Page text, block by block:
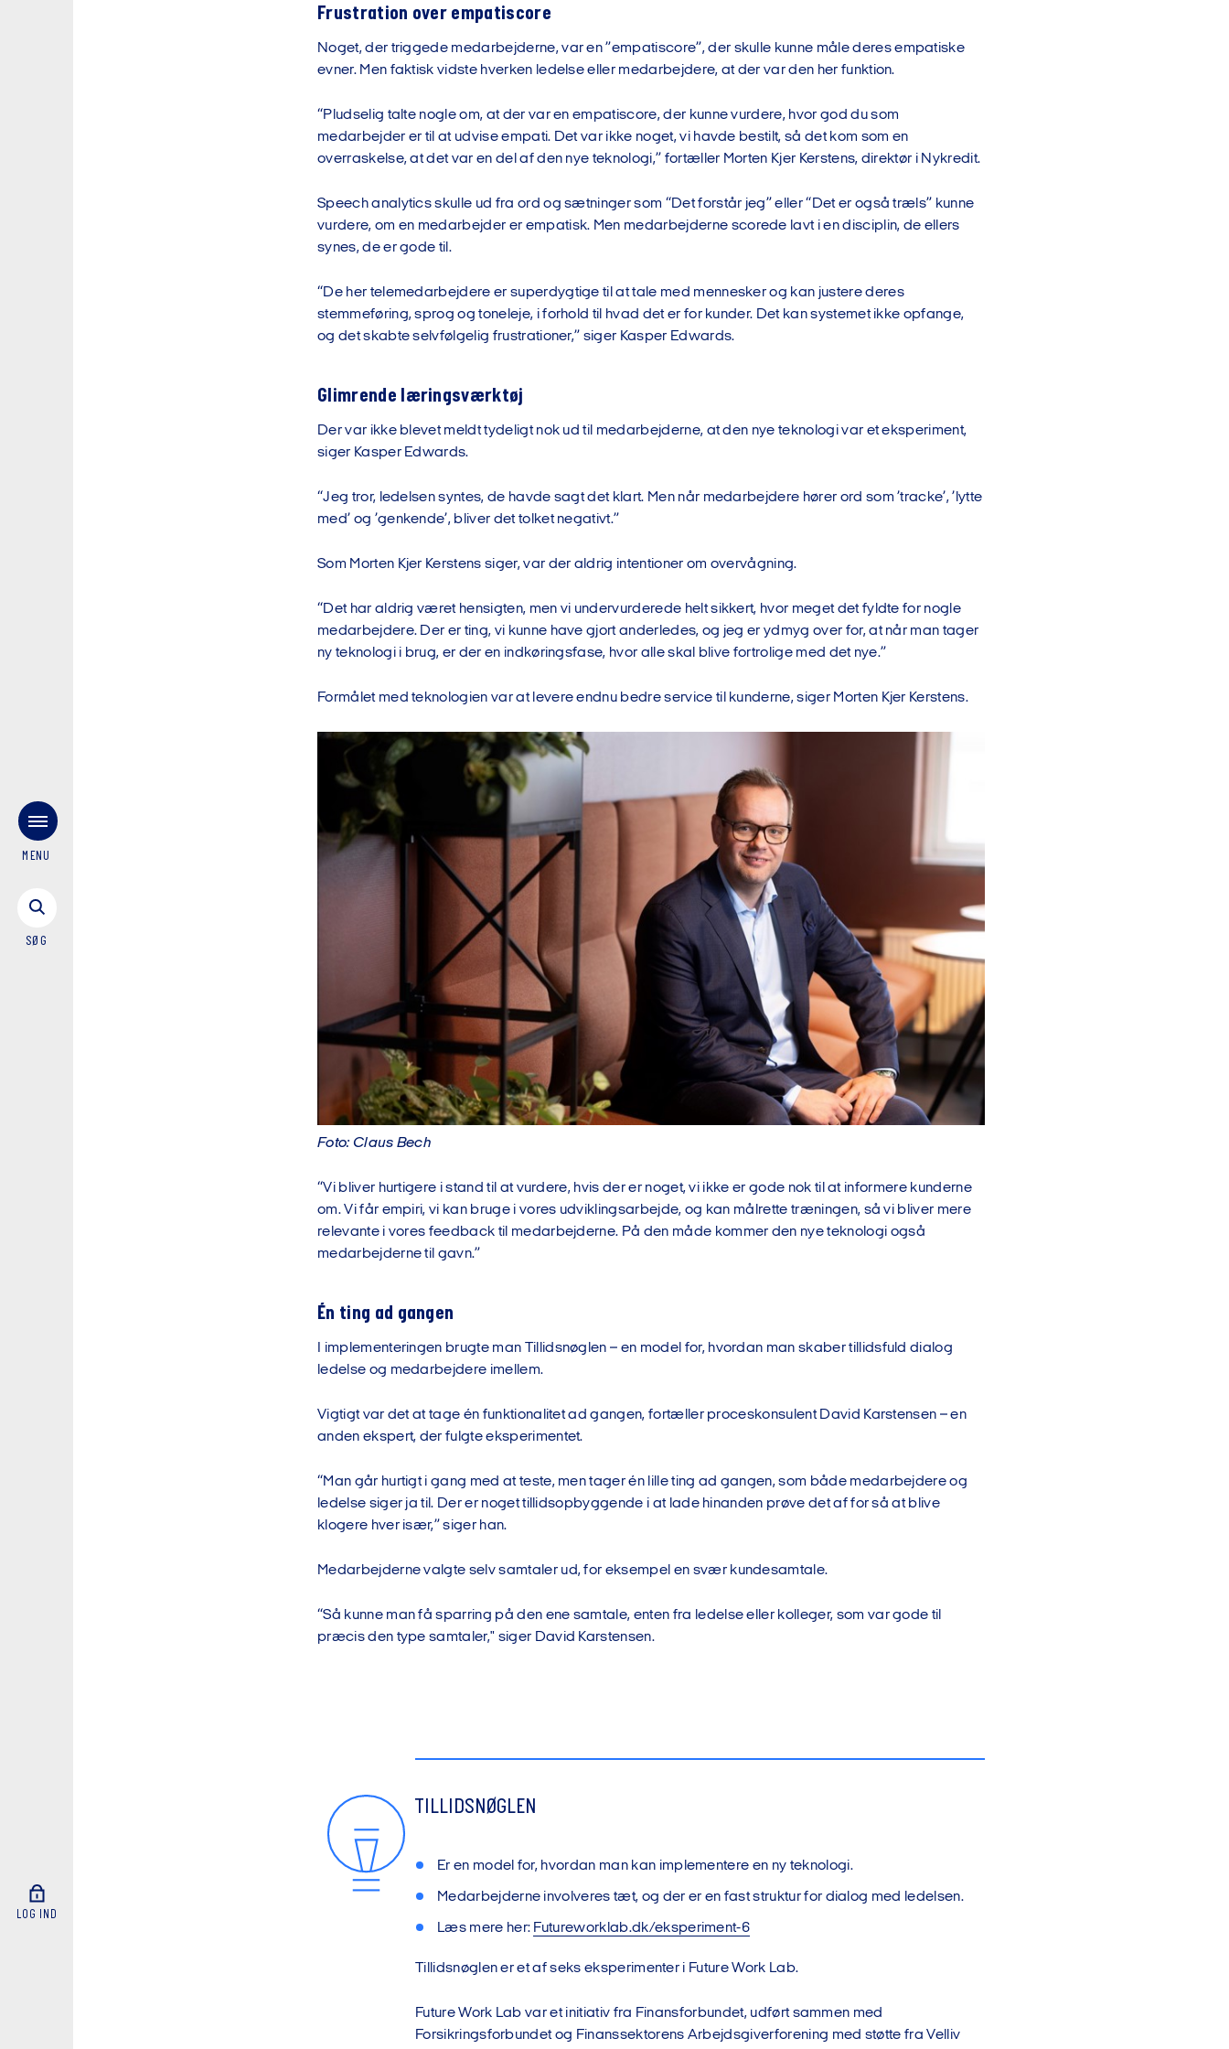
MENU
SØG
LOG IND
Frustration over empatiscore
Noget, der triggede medarbejderne, var en ”empatiscore”, der skulle kunne måle deres empatiske
evner. Men faktisk vidste hverken ledelse eller medarbejdere, at der var den her funktion.
“Pludselig talte nogle om, at der var en empatiscore, der kunne vurdere, hvor god du som
medarbejder er til at udvise empati. Det var ikke noget, vi havde bestilt, så det kom som en
overraskelse, at det var en del af den nye teknologi,” fortæller Morten Kjer Kerstens, direktør i Nykredit.
Speech analytics skulle ud fra ord og sætninger som “Det forstår jeg” eller “Det er også træls” kunne
vurdere, om en medarbejder er empatisk. Men medarbejderne scorede lavt i en disciplin, de ellers
synes, de er gode til.
“De her telemedarbejdere er superdygtige til at tale med mennesker og kan justere deres
stemmeføring, sprog og toneleje, i forhold til hvad det er for kunder. Det kan systemet ikke opfange,
og det skabte selvfølgelig frustrationer,” siger Kasper Edwards.
Glimrende læringsværktøj
Der var ikke blevet meldt tydeligt nok ud til medarbejderne, at den nye teknologi var et eksperiment,
siger Kasper Edwards.
“Jeg tror, ledelsen syntes, de havde sagt det klart. Men når medarbejdere hører ord som ’tracke’, ’lytte
med’ og ’genkende’, bliver det tolket negativt.”
Som Morten Kjer Kerstens siger, var der aldrig intentioner om overvågning.
“Det har aldrig været hensigten, men vi undervurderede helt sikkert, hvor meget det fyldte for nogle
medarbejdere. Der er ting, vi kunne have gjort anderledes, og jeg er ydmyg over for, at når man tager
ny teknologi i brug, er der en indkøringsfase, hvor alle skal blive fortrolige med det nye.”
Formålet med teknologien var at levere endnu bedre service til kunderne, siger Morten Kjer Kerstens.
Foto: Claus Bech
“Vi bliver hurtigere i stand til at vurdere, hvis der er noget, vi ikke er gode nok til at informere kunderne
om. Vi får empiri, vi kan bruge i vores udviklingsarbejde, og kan målrette træningen, så vi bliver mere
relevante i vores feedback til medarbejderne. På den måde kommer den nye teknologi også
medarbejderne til gavn.”
Én ting ad gangen
I implementeringen brugte man Tillidsnøglen – en model for, hvordan man skaber tillidsfuld dialog
ledelse og medarbejdere imellem.
Vigtigt var det at tage én funktionalitet ad gangen, fortæller proceskonsulent David Karstensen – en
anden ekspert, der fulgte eksperimentet.
“Man går hurtigt i gang med at teste, men tager én lille ting ad gangen, som både medarbejdere og
ledelse siger ja til. Der er noget tillidsopbyggende i at lade hinanden prøve det af for så at blive
klogere hver især,” siger han.
Medarbejderne valgte selv samtaler ud, for eksempel en svær kundesamtale.
“Så kunne man få sparring på den ene samtale, enten fra ledelse eller kolleger, som var gode til
præcis den type samtaler," siger David Karstensen.
TILLIDSNØGLEN
Er en model for, hvordan man kan implementere en ny teknologi.
Medarbejderne involveres tæt, og der er en fast struktur for dialog med ledelsen.
Læs mere her: Futureworklab.dk/eksperiment-6
Tillidsnøglen er et af seks eksperimenter i Future Work Lab.
Future Work Lab var et initiativ fra Finansforbundet, udført sammen med
Forsikringsforbundet og Finanssektorens Arbejdsgiverforening med støtte fra Velliv